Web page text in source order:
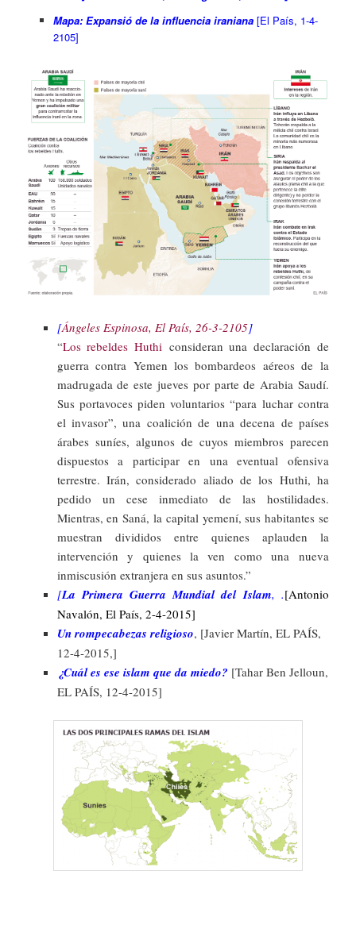
Mapa: Expansió de la influencia iraniana [El País, 1-4-
2105]
[Ángeles Espinosa, El País, 26-3-2105]
“Los rebeldes Huthi consideran una declaración de
guerra contra Yemen los bombardeos aéreos de la
madrugada de este jueves por parte de Arabia Saudí.
Sus portavoces piden voluntarios “para luchar contra
el invasor”, una coalición de una decena de países
árabes suníes, algunos de cuyos miembros parecen
dispuestos a participar en una eventual ofensiva
terrestre. Irán, considerado aliado de los Huthi, ha
pedido un cese inmediato de las hostilidades.
Mientras, en Saná, la capital yemení, sus habitantes se
muestran divididos entre quienes aplauden la
intervención y quienes la ven como una nueva
inmiscusión extranjera en sus asuntos.”
[La Primera Guerra Mundial del Islam, .[Antonio
Navalón, El País, 2-4-2015]
Un rompecabezas religioso, [Javier Martín, EL PAÍS,
12-4-2015,]
¿Cuál es ese islam que da miedo? [Tahar Ben Jelloun,
EL PAÍS, 12-4-2015]